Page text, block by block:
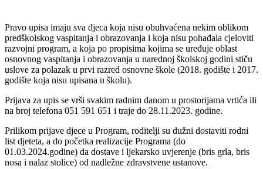
Pravo upisa imaju sva djeca koja nisu obuhvaćena nekim oblikom
predškolskog vaspitanja i obrazovanja i koja nisu pohađala cjeloviti
razvojni program, a koja po propisima kojima se uređuje oblast
osnovnog vaspitanja i obrazovanja u narednoj školskoj godini stiču
uslove za polazak u prvi razred osnovne škole (2018. godište i 2017.
godište koja nisu upisana u školu).
Prijava za upis se vrši svakim radnim danom u prostorijama vrtića ili
na broj telefona 051 591 651 i traje do 28.11.2023. godine.
Prilikom prijave djece u Program, roditelji su dužni dostaviti rodni
list djeteta, a do početka realizacije Programa (do
01.03.2024.godine) da dostave i ljekarsko uvjerenje (bris grla, bris
nosa i nalaz stolice) od nadležne zdravstvene ustanove.